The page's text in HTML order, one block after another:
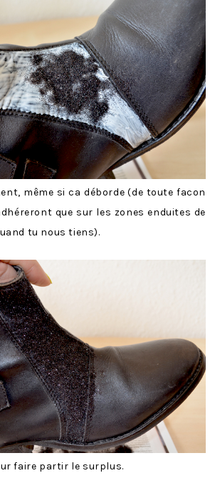
même si ca déborde (de toute facon
que sur les zones enduites de
tu nous tiens).
faire partir le surplus.